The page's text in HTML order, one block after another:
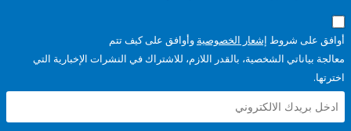
شروطإشعار الخصوصيةوأوافق على كيف تتم
الشخصية، بالقدر اللازم، للاشتراك في النشرات الإخبارية التي